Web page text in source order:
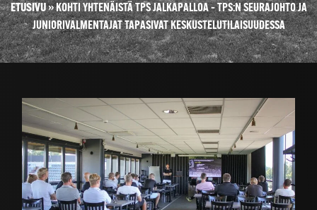
ETUSIVU»KOHTI YHTENÄISTÄ TPS JALKAPALLOA – TPS:N SEURAJOHTO JA
JUNIORIVALMENTAJAT TAPASIVAT KESKUSTELUTILAISUUDESSA